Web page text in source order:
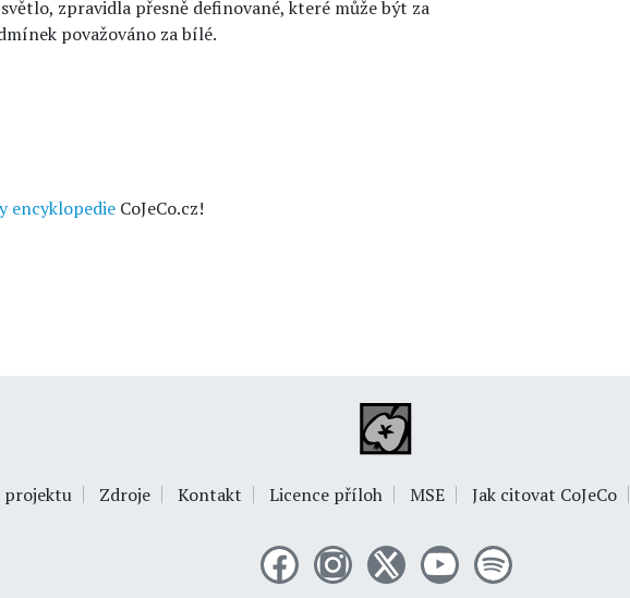
zpravidla přesně definované, které může být za
považováno za bílé.
encyklopedie CoJeCo.cz!
projektu Zdroje Kontakt Licence příloh MSE Jak citovat CoJeCo